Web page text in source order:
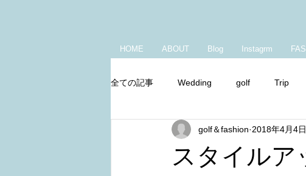
HOME ABOUT Blog Instagrm
全ての記事 Wedding golf Trip
朝の身支度 キャンプ
スタイルア
golf＆fashion 2018年4月4日